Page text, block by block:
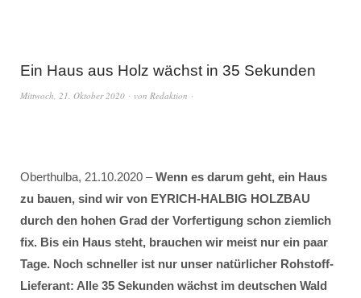
Ein Haus aus Holz wächst in 35 Sekunden
Mittwoch, 21. Oktober 2020 von Redaktion
Oberthulba, 21.10.2020 –Wenn es darum geht, ein Haus
zu bauen, sind wir von EYRICH-HALBIG HOLZBAU
durch den hohen Grad der Vorfertigung schon ziemlich
fix. Bis ein Haus steht, brauchen wir meist nur ein paar
Tage. Noch schneller ist nur unser natürlicher Rohstoff-
Lieferant: Alle 35 Sekunden wächst im deutschen Wald